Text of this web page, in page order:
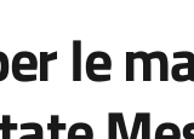
le